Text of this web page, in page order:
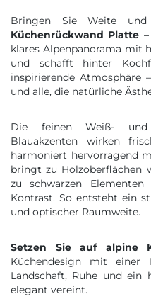
Bringen Sie Weite
Küchenrückwand Platte
klares Alpenpanorama mit
und schafft hinter
inspirierende Atmosphäre
und alle, die natürliche
Die feinen Weiß-
Blauakzenten wirken
harmoniert hervorragend
bringt zu Holzoberflächen
zu schwarzen
Kontrast. So entsteht ein
und optischer Raumweite.
Setzen Sie auf alpine
Küchendesign mit einer
Landschaft, Ruhe und ein
elegant vereint.